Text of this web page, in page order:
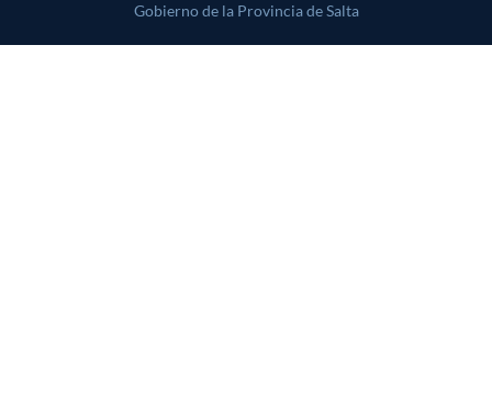
themes.